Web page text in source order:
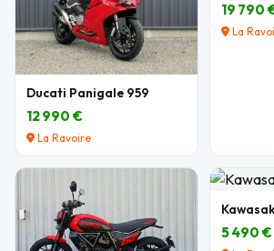
Ducati Panigale 959
12 990 €
La Ravoire
19 790
La
5 490 €